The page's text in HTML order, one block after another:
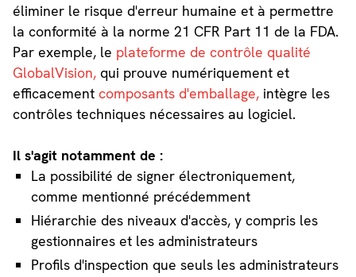
éliminer le risque d'erreur humaine et à permettre
la conformité à la norme 21 CFR Part 11 de la FDA.
Par exemple, le plateforme de contrôle qualité
GlobalVision,qui prouve numériquement et
efficacementcomposants d'emballage,intègre les
contrôles techniques nécessaires au logiciel.
Il s'agit notamment de :
La possibilité de signer électroniquement,
comme mentionné précédemment
Hiérarchie des niveaux d'accès, y compris les
gestionnaires et les administrateurs
Profils d'inspection que seuls les administrateurs